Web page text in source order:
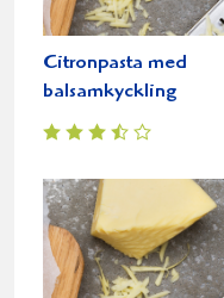
Citronpasta med
balsamkyckling